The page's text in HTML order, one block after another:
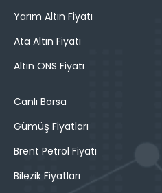
Yarım Altın Fiyatı
Ata Altın Fiyatı
Altın ONS Fiyatı
Canlı Borsa
Gümüş Fiyatları
Brent Petrol Fiyatı
Bilezik Fiyatları